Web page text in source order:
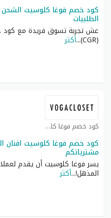
الطلبيات
(CGR)
...أكثر
كود خصم فوغا كلوسيت كوبون
مشترياتكم
يسر فوغا كلوسيت أن يقدم
المذهل!...أكثر